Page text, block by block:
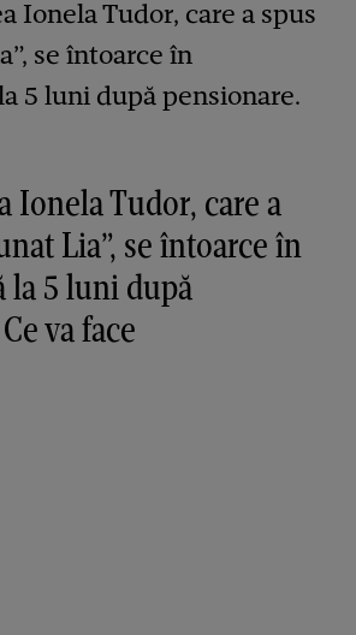
Ionela Tudor, care a
Lia”, se întoarce în
la 5 luni după
va face